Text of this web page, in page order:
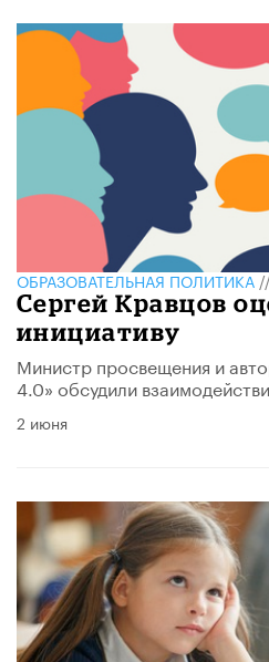
ОБРАЗОВАТЕЛЬНАЯ ПОЛИТИКА
Сергей Кравцов
инициативу
Министр просвещения и
4.0» обсудили
2 июня